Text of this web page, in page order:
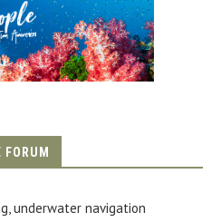
underwater navigation